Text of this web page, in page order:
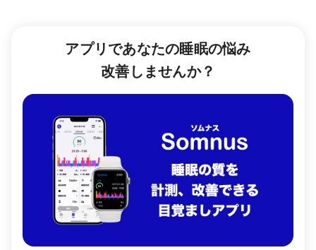
アプリであなたの睡眠の悩み
改善しませんか？